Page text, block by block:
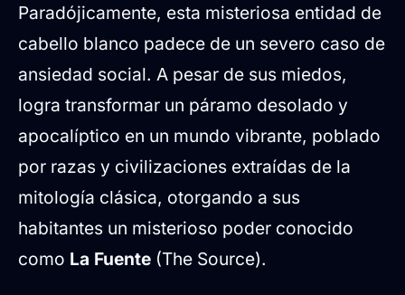
Paradójicamente, esta misteriosa entidad de
cabello blanco padece de un severo caso de
ansiedad social. A pesar de sus miedos,
logra transformar un páramo desolado y
apocalíptico en un mundo vibrante, poblado
por razas y civilizaciones extraídas de la
mitología clásica, otorgando a sus
habitantes un misterioso poder conocido
como La Fuente (The Source).